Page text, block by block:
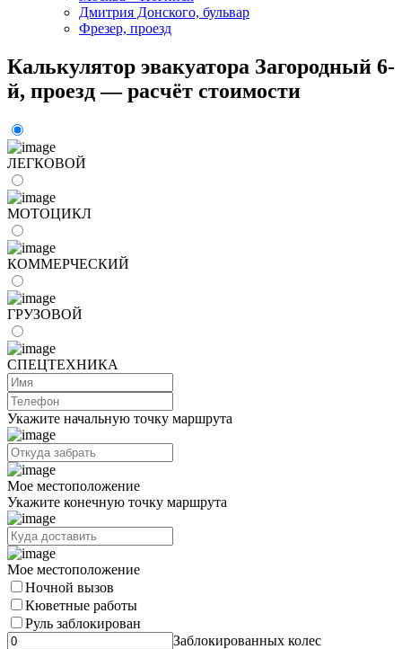
Дмитрия Донского, бульвар
Фрезер, проезд
Калькулятор эвакуатора Загородный 6-
й, проезд — расчёт стоимости
ЛЕГКОВОЙ
МОТОЦИКЛ
КОММЕРЧЕСКИЙ
ГРУЗОВОЙ
СПЕЦТЕХНИКА
Укажите начальную точку маршрута
Мое местоположение
Укажите конечную точку маршрута
Мое местоположение
Ночной вызов
Кюветные работы
Руль заблокирован
Заблокированных колес